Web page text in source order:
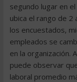
segundo lugar en
ubica el rango de 2
los encuestados,
empleados se
en la organización.
puede observar
laboral promedio